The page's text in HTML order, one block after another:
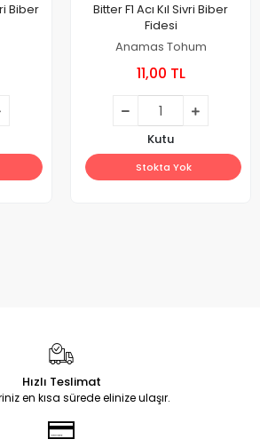
Biber
Bitter F1 Acı Kıl Sivri Biber
Fidesi
Anamas Tohum
11,00 TL
Kutu
Stokta Yok
Hızlı Teslimat
en kısa sürede elinize ulaşır.